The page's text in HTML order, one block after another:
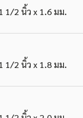
1/2 นิ้ว x 1.6 มม.
1/2 นิ้ว x 1.8 มม.